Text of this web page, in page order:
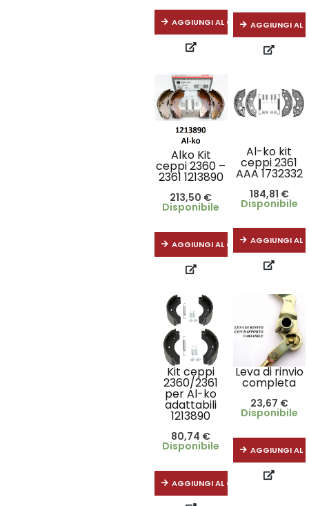
AGGIUNGI AL CARRELLOAGGIUNGI AL
Alko Kit
ceppi 2360 –
2361 1213890
213,50 €
Disponibile
AGGIUNGI AL CARRELLO
Al-ko kit
ceppi 2361
AAA 1732332
184,81 €
Disponibile
AGGIUNGI AL
Kit ceppi
2360/2361
per Al-ko
adattabili
1213890
80,74 €
Disponibile
AGGIUNGI AL CARRELLO
Leva di rinvio
completa
23,67 €
Disponibile
AGGIUNGI AL